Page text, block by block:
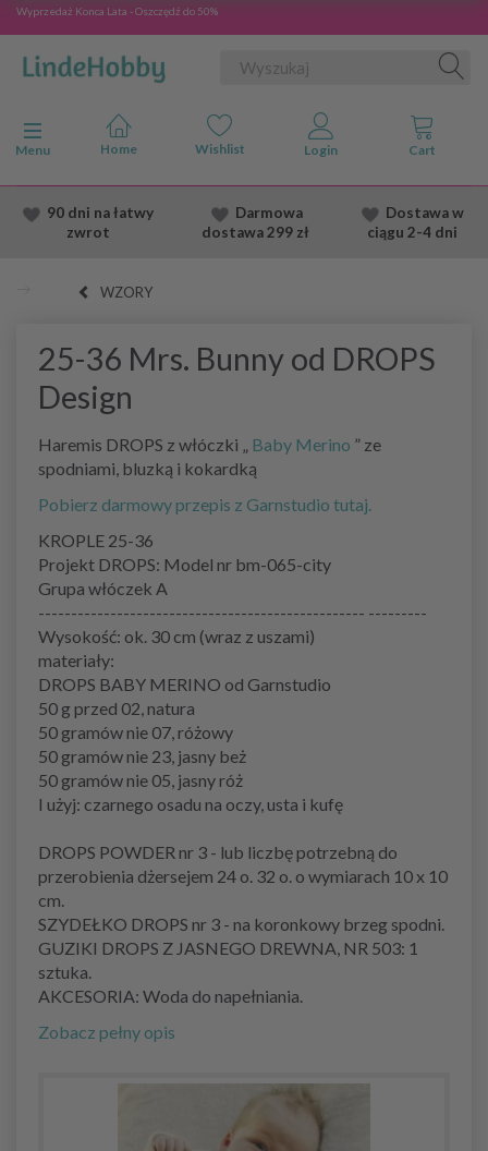
Wyprzedaż Konca Lata - Oszczędź do 50%
Przełącz nawigację
Menu
90 dni na łatwy
zwrot
Darmowa
dostawa299 zł
Dostawaw
ciągu 2-4 dni
WZORY
25-36 Mrs. Bunny od DROPS
Design
Haremis DROPS z włóczki „ Baby Merino ” ze
spodniami, bluzką i kokardką
Pobierz darmowy przepis z Garnstudio tutaj.
KROPLE 25-36
Projekt DROPS: Model nr bm-065-city
Grupa włóczek A
-------------------------------------------------- ---------
Wysokość: ok. 30 cm (wraz z uszami)
materiały:
DROPS BABY MERINO od Garnstudio
50 g przed 02, natura
50 gramów nie 07, różowy
50 gramów nie 23, jasny beż
50 gramów nie 05, jasny róż
I użyj: czarnego osadu na oczy, usta i kufę
DROPS POWDER nr 3 - lub liczbę potrzebną do
przerobienia dżersejem 24 o. 32 o. o wymiarach 10 x 10
cm.
SZYDEŁKO DROPS nr 3 - na koronkowy brzeg spodni.
GUZIKI DROPS Z JASNEGO DREWNA, NR 503: 1
sztuka.
AKCESORIA: Woda do napełniania.
Zobacz pełny opis